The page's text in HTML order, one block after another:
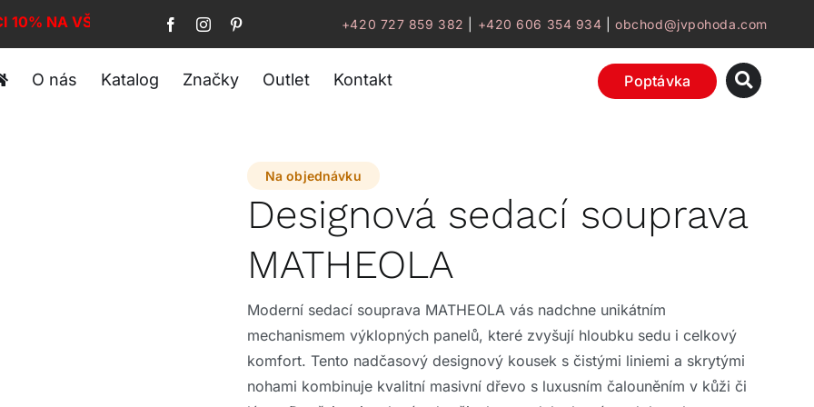
10% NA VŠE! +420 727 859 382 +420 606 354 934 |obchod@jvpohoda.com
O nás Katalog Značky Outlet Kontakt Poptávka
Na objednávku
Designová sedací souprava
MATHEOLA
Moderní sedací souprava MATHEOLA vás nadchne unikátním
mechanismem výklopných panelů, které zvyšují hloubku sedu i celkový
komfort. Tento nadčasový designový kousek s čistými liniemi a skrytými
nohami kombinuje kvalitní masivní dřevo s luxusním čalouněním v kůži či